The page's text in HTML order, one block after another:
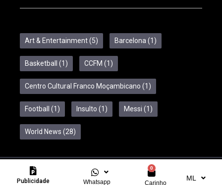
Publicidade Whatsapp
0
Carinho
ML
Art & Entertainment(5) Barcelona (1)
Basketball (1) CCFM (1)
Centro Cultural Franco Moçambicano (1)
Football (1) Insulto (1) Messi (1)
World News (28)
Copyright © 2024 Feelcom. All Rights Reserved.